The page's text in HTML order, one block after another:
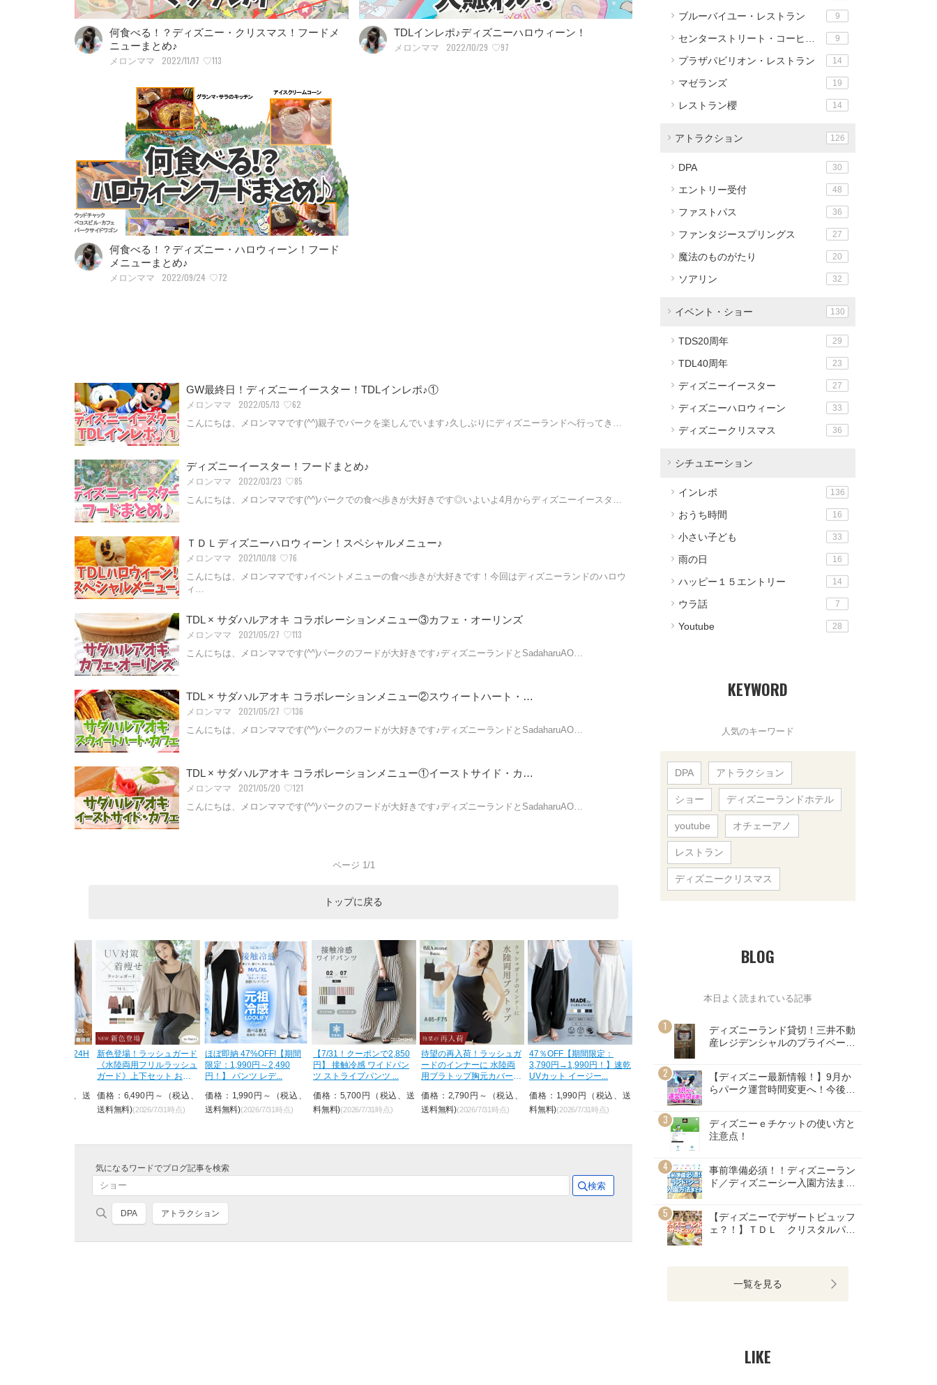
何食べる！？ディズニー・クリスマス！フードメ
ニューまとめ♪
メロンママ 2022/11/17 ♡113
TDLインレポ♪ディズニーハロウィーン！
メロンママ 2022/10/29 ♡97
何食べる！？ディズニー・ハロウィーン！フード
メニューまとめ♪
メロンママ 2022/09/24 ♡72
GW最終日！ディズニーイースター！TDLインレポ♪①
メロンママ 2022/05/13 ♡62
こんにちは、メロンママです(^^)親子でパークを楽しんでいます♪久しぶりにディズニーランドへ行ってき…
ディズニーイースター！フードまとめ♪
メロンママ 2022/03/23 ♡85
こんにちは、メロンママです(^^)パークでの食べ歩きが大好きです◎いよいよ4月からディズニーイースタ…
ＴＤＬディズニーハロウィーン！スペシャルメニュー♪
メロンママ 2021/10/18 ♡76
こんにちは、メロンママです♪イベントメニューの食べ歩きが大好きです！今回はディズニーランドのハロウ
ィ…
TDL × サダハルアオキ コラボレーションメニュー③カフェ・オーリンズ
メロンママ 2021/05/27 ♡113
こんにちは、メロンママです(^^)パークのフードが大好きです♪ディズニーランドとSadaharuAO…
TDL × サダハルアオキ コラボレーションメニュー②スウィートハート・カフェ
メロンママ 2021/05/27 ♡136
こんにちは、メロンママです(^^)パークのフードが大好きです♪ディズニーランドとSadaharuAO…
TDL × サダハルアオキ コラボレーションメニュー①イーストサイド・カフェ
メロンママ 2021/05/20 ♡121
こんにちは、メロンママです(^^)パークのフードが大好きです♪ディズニーランドとSadaharuAO…
ページ 1/1
トップに戻る
【8/2 10時〜24H
：2,390円（税込、送
新色登場！ラッシュガード
《水陸両用フリルラッシュ
ガード》上下セット おし
価格：6,490円～（税込、
送料無料)(2026/7/31時点)
ほぼ即納 47%OFF!【期間
限定：1,990円～2,490
円！】 パンツ レデ...
価格：1,990円～（税込、
送料無料)(2026/7/31時点)
【7/31！クーポンで2,850
円】 接触冷感 ワイドパン
ツ ストライプパンツ ...
価格：5,700円（税込、送
料無料)(2026/7/31時点)
待望の再入荷！ラッシュガ
ードのインナーに 水陸両
用ブラトップ胸元カバー型
価格：2,790円～（税込、
送料無料)(2026/7/31時点)
47％OFF【期間限定：
3,790円→1,990円！】速乾
UVカット イージー...
価格：1,990円（税込、送
料無料)(2026/7/31時点)
気になるワードでブログ記事を検索
DPA アトラクション
ブルーバイユー・レストラン 9
センターストリート・コーヒーハウス 9
プラザパビリオン・レストラン 14
マゼランズ 19
レストラン櫻 14
アトラクション 126
DPA 30
エントリー受付 48
ファストパス 36
ファンタジースプリングス 27
魔法のものがたり 20
ソアリン 32
イベント・ショー 130
TDS20周年 29
TDL40周年 23
ディズニーイースター 27
ディズニーハロウィーン 33
ディズニークリスマス 36
シチュエーション
インレポ 136
おうち時間 16
小さい子ども 33
雨の日 16
ハッピー１５エントリー 14
ウラ話 7
Youtube 28
KEYWORD
人気のキーワード
DPA アトラクション
ショー ディズニーランドホテル
youtube オチェーアノ
レストラン
ディズニークリスマス
BLOG
本日よく読まれている記事
ディズニーランド貸切！三井不動
産レジデンシャルのプライベート
【ディズニー最新情報！】9月か
らパーク運営時間変更へ！今後の
ディズニーｅチケットの使い方と
注意点！
事前準備必須！！ディズニーラン
ド／ディズニーシー入園方法まと
【ディズニーでデザートビュッフ
ェ？！】ＴＤＬ クリスタルパレ
一覧を見る
LIKE